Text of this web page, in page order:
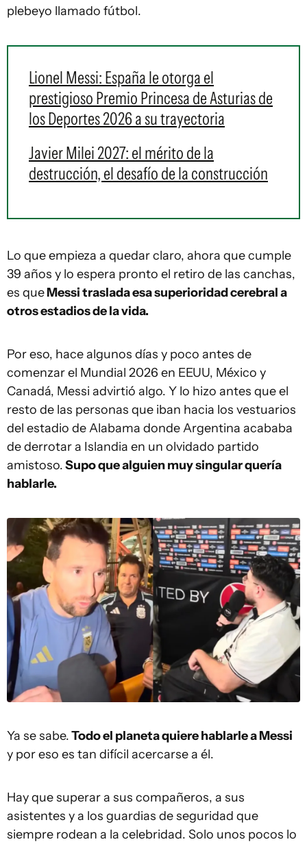
plebeyo llamado fútbol.
Lionel Messi: España le otorga el
prestigioso Premio Princesa de Asturias de
los Deportes 2026 a su trayectoria
Javier Milei 2027: el mérito de la
destrucción, el desafío de la construcción
Lo que empieza a quedar claro, ahora que cumple
39 años y lo espera pronto el retiro de las canchas,
es queMessi traslada esa superioridad cerebral a
otros estadios de la vida.
Por eso, hace algunos días y poco antes de
comenzar el Mundial 2026 en EEUU, México y
Canadá, Messi advirtió algo. Y lo hizo antes que el
resto de las personas que iban hacia los vestuarios
del estadio de Alabama donde Argentina acababa
de derrotar a Islandia en un olvidado partido
amistoso.Supo que alguien muy singular quería
hablarle.
Ya se sabe.Todo el planeta quiere hablarle a Messi
y por eso es tan difícil acercarse a él.
Hay que superar a sus compañeros, a sus
asistentes y a los guardias de seguridad que
siempre rodean a la celebridad. Solo unos pocos lo